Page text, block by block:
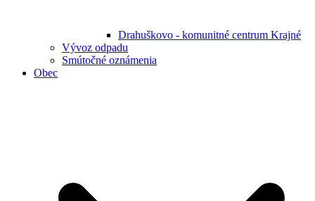
Drahuškovo - komunitné centrum Krajné
Vývoz odpadu
Smútočné oznámenia
Obec